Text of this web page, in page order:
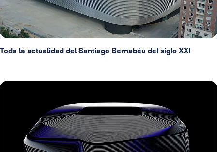
Toda la actualidad del Santiago Bernabéu del siglo XXI